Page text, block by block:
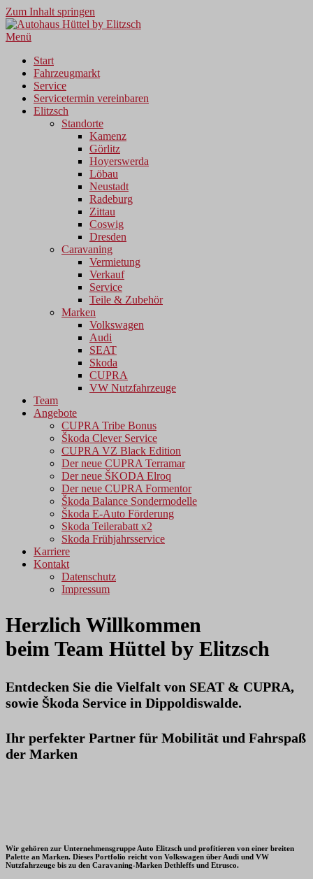
Zum Inhalt springen
Menü
Start
Fahrzeugmarkt
Service
Servicetermin vereinbaren
Elitzsch
Standorte
Kamenz
Görlitz
Hoyerswerda
Löbau
Neustadt
Radeburg
Zittau
Coswig
Dresden
Caravaning
Vermietung
Verkauf
Service
Teile & Zubehör
Marken
Volkswagen
Audi
SEAT
Skoda
CUPRA
VW Nutzfahrzeuge
Team
Angebote
CUPRA Tribe Bonus
Škoda Clever Service
CUPRA VZ Black Edition
Der neue CUPRA Terramar
Der neue ŠKODA Elroq
Der neue CUPRA Formentor
Škoda Balance Sondermodelle
Škoda E-Auto Förderung
Skoda Teilerabatt x2
Skoda Frühjahrsservice
Karriere
Kontakt
Datenschutz
Impressum
Herzlich Willkommen
beim Team Hüttel by Elitzsch
Entdecken Sie die Vielfalt von SEAT & CUPRA,
sowie Škoda Service in Dippoldiswalde.
Ihr perfekter Partner für Mobilität und Fahrspaß
der Marken
Wir gehören zur Unternehmensgruppe Auto Elitzsch und profitieren von einer breiten
Palette an Marken. Dieses Portfolio reicht von Volkswagen über Audi und VW
Nutzfahrzeuge bis zu den Caravaning-Marken Dethleffs und Etrusco.